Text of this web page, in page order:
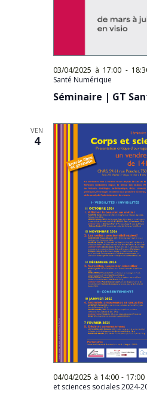
03/04/2025 à 17:00 -
Santé Numérique
Séminaire | GT
VEN
4
04/04/2025 à 14:00- 17:00
et sciences sociales 2024-